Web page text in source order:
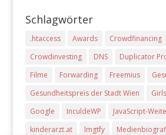
Schlagwörter
.htaccess Awards Crowdfinancing
Crowdinvesting
DNS Duplicator
Filme
Forwarding Freemius
Gesundheitspreis der Stadt Wien
Google
InculdeWP JavaScript-
kinderarzt.at
lmgtfy